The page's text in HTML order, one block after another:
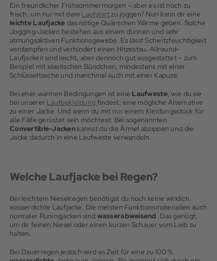
Ein freundlicher Frühsommermorgen – aber es ist noch zu
frisch, um nur mit dem Laufshirtzu joggen? Nun kann dir eine
leichte Laufjacke das nötige Quäntchen Wärme geben. Solche
Jogging-Jacken bestehen aus einem dünnen und sehr
atmungsaktiven Funktionsgewebe. Es lässt Schwitzfeuchtigkeit
verdampfen und verhindert einen Hitzestau. Allround-
Laufjacken sind leicht, aber dennoch gut ausgestattet – zum
Beispiel mit elastischen Bündchen, mindestens mit einer
Schlüsseltasche und manchmal auch mit einer Kapuze.
Bei eher warmen Bedingungen ist eine Laufweste, wie du sie
bei unserer Laufbekleidung findest, eine mögliche Alternative
zu einer Jacke. Und wenn du mit nur einem Kleidungsstück für
alle Fälle gerüstet sein möchtest: Bei sogenannten
Convertible-Jacken kannst du die Ärmel abzippen und die
Jacke dadurch in eine Laufweste verwandeln.
Welche Laufjacke bei Regen?
Bei leichtem Nieselregen benötigst du noch keine wirklich
wasserdichte Laufjacke. Die meisten Funktionsmaterialien auch
normaler Runingjacken sind wasserabweisend . Das genügt,
um dir feinen Niesel oder einen kurzen Schauer vom Leib zu
halten.
Bei Dauerregen jedoch wird es Zeit für eine zu 100 %